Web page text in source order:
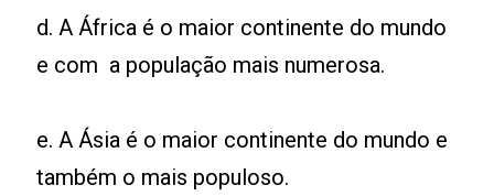
d. A África é o maior continente do mundo
e com a população mais numerosa.
e. A Ásia é o maior continente do mundo e
também o mais populoso.